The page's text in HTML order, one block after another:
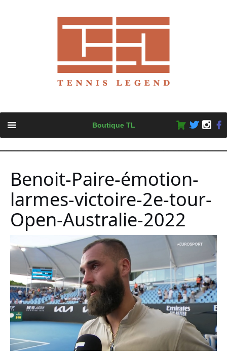
content
Boutique TL
Benoit-Paire-émotion-
larmes-victoire-2e-tour-
Open-Australie-2022